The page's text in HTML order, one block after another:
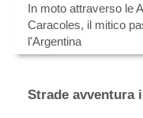
In moto attraverso le
Caracoles, il mitico
l'Argentina
Strade avventura